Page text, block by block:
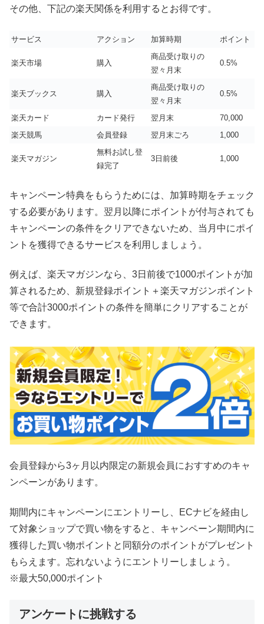
その他、下記の楽天関係を利用するとお得です。
サービス アクション 加算時期 ポイント
楽天市場 購入
商品受け取りの
翌々月末
0.5%
楽天ブックス 購入
商品受け取りの
翌々月末
0.5%
楽天カード カード発行 翌月末
70,000
楽天競馬
会員登録 翌月末ごろ 1,000
楽天マガジン
無料お試し登
録完了
3日前後 1,000
キャンペーン特典をもらうためには、加算時期をチェック
する必要があります。翌月以降にポイントが付与されても
キャンペーンの条件をクリアできないため、当月中にポイ
ントを獲得できるサービスを利用しましょう。
例えば、楽天マガジンなら、3日前後で1000ポイントが加
算されるため、新規登録ポイント＋楽天マガジンポイント
等で合計3000ポイントの条件を簡単にクリアすることが
できます。
会員登録から3ヶ月以内限定の新規会員におすすめのキャ
ンペーンがあります。
期間内にキャンペーンにエントリーし、ECナビを経由し
て対象ショップで買い物をすると、キャンペーン期間内に
獲得した買い物ポイントと同額分のポイントがプレゼント
もらえます。忘れないようにエントリーしましょう。
※最大50,000ポイント
アンケートに挑戦する